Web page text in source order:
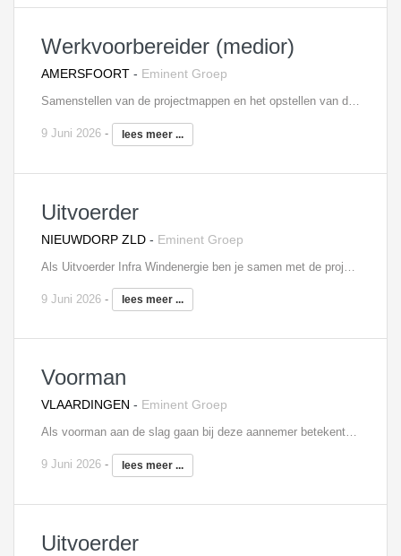
Werkvoorbereider (medior)
AMERSFOORT - Eminent Groep
Samenstellen van de projectmappen en het opstellen van de overzichten Verantwoordelijk voor het bewaken van de EMVI plannen, de V&G, kwaliteits- en milieuplannen Geeft ondersteuning bij de inkoop en verzorgt de KLIC-meldingen en calculaties Onderhoudt contacten met in- en externe klanten Bewaken van kennis en inzichten bij de overgang van calculatie naar de werkvoorbereidingsfase en vanuit daar naar de uitvoeringsfase Samen met de projectleider en de uitvoerder ben jij verantwoordelijk voor de verschillende projecten Interesse? Neem contact op met Lars van Schooten, 06 - 41 60 77 70,
9 Juni 2026 - lees meer ...
Uitvoerder
NIEUWDORP ZLD - Eminent Groep
9 Juni 2026 - lees meer ...
Voorman
VLAARDINGEN - Eminent Groep
Als voorman aan de slag gaan bij deze aannemer betekent dat jij samen met het team de dagelijkse werkzaamheden verricht op de verschillende projecten binnen de civiele techniek. Je zal werken aan projecten van gemiddeld een aantal weken tot aan meerdere maanden. Hierbij stuur je het team aan samen met de uitvoerder en doe je dit op een prettige wijze. Tijdens afwezigheid van de uitvoerder geef jij de sturing aan het team. Dagelijks rapporteer je naar de uitvoerder over de voortgang van de werkzaamheden. Dagelijks of klein onderhoud van het materieel pak jij ook op. Bovendien neem jij hier de veiligheid in acht tijdens de werkzaamheden en volg je de procedures en richtlijnen op. Interesse? Neem contact op met Edwin Wendrich, 06 - 81 45 20 11,
9 Juni 2026 - lees meer ...
Uitvoerder